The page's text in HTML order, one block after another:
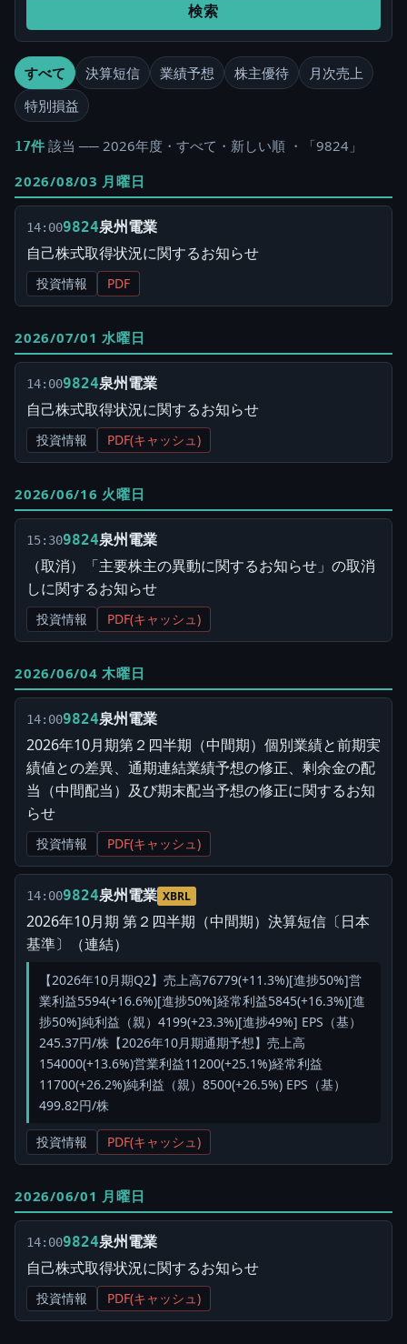
検索
すべて 決算短信 業績予想 株主優待
月次売上
特別損益
17件 該当 ── 2026年度・すべて・新しい順 ・「9824」
2026/08/03 月曜日
14:009824泉州電業
自己株式取得状況に関するお知らせ
投資情報 PDF
2026/07/01 水曜日
14:009824泉州電業
自己株式取得状況に関するお知らせ
投資情報 PDF(キャッシュ)
2026/06/16 火曜日
15:309824泉州電業
（取消）「主要株主の異動に関するお知らせ」の取消
しに関するお知らせ
投資情報 PDF(キャッシュ)
2026/06/04 木曜日
14:009824泉州電業
2026年10月期第２四半期（中間期）個別業績と前期実
績値との差異、通期連結業績予想の修正、剰余金の配
当（中間配当）及び期末配当予想の修正に関するお知
らせ
投資情報 PDF(キャッシュ)
14:009824泉州電業 XBRL
2026年10月期 第２四半期（中間期）決算短信〔日本
基準〕（連結）
【2026年10月期Q2】売上高76779(+11.3%)[進捗50%]営
業利益5594(+16.6%)[進捗50%]経常利益5845(+16.3%)[進
捗50%]純利益（親）4199(+23.3%)[進捗49%] EPS（基）
245.37円/株【2026年10月期通期予想】売上高
154000(+13.6%)営業利益11200(+25.1%)経常利益
11700(+26.2%)純利益（親）8500(+26.5%) EPS（基）
499.82円/株
投資情報 PDF(キャッシュ)
2026/06/01 月曜日
14:009824泉州電業
自己株式取得状況に関するお知らせ
投資情報 PDF(キャッシュ)